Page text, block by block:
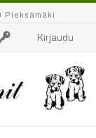
Pieksämäki
Kirjaudu